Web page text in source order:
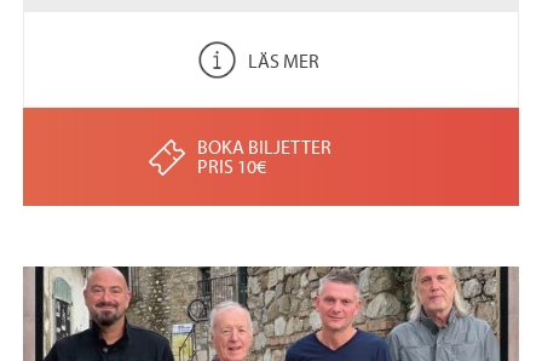
LÄS MER
BOKA BILJETTER
PRIS 10€